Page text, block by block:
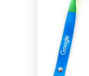
Xanh dương - Bạc
Xám - Bạc
Tím - Bạc
Bạc - Xanh dương